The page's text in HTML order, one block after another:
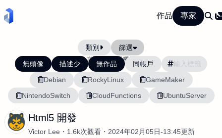
作品 專家
類別 篩選
當前排序: 活躍度
無頭像 描述少 無作品
同帳戶
Debian
RockyLinux
GameMaker
NintendoSwitch
CloudFunctions UbuntuServer
Html5 開發
Victor Lee 1.6k次觀看
2024年02月05日-13:45更新